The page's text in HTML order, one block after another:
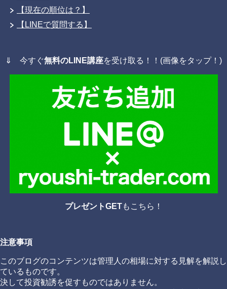
【現在の順位は？】
【LINEで質問する】
⇓ 今すぐ無料のLINE講座を受け取る！！(画像をタップ！)
プレゼントGETもこちら！
注意事項
このブログのコンテンツは管理人の相場に対する見解を解説し
ているものです。
決して投資勧誘を促すものではありません。